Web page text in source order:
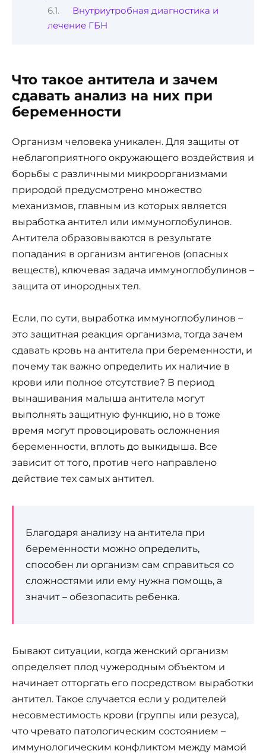
Внутриутробная диагностика и
лечение ГБН
Что такое антитела и зачем
сдавать анализ на них при
беременности
Организм человека уникален. Для защиты от
неблагоприятного окружающего воздействия и
борьбы с различными микроорганизмами
природой предусмотрено множество
механизмов, главным из которых является
выработка антител или иммуноглобулинов.
Антитела образовываются в результате
попадания в организм антигенов (опасных
веществ), ключевая задача иммуноглобулинов –
защита от инородных тел.
Если, по сути, выработка иммуноглобулинов –
это защитная реакция организма, тогда зачем
сдавать кровь на антитела при беременности, и
почему так важно определить их наличие в
крови или полное отсутствие? В период
вынашивания малыша антитела могут
выполнять защитную функцию, но в тоже
время могут провоцировать осложнения
беременности, вплоть до выкидыша. Все
зависит от того, против чего направлено
действие тех самых антител.
Благодаря анализу на антитела при
беременности можно определить,
способен ли организм сам справиться со
сложностями или ему нужна помощь, а
значит – обезопасить ребенка.
Бывают ситуации, когда женский организм
определяет плод чужеродным объектом и
начинает отторгать его посредством выработки
антител. Такое случается если у родителей
несовместимость крови (группы или резуса),
что чревато патологическим состоянием –
иммунологическим конфликтом между мамой